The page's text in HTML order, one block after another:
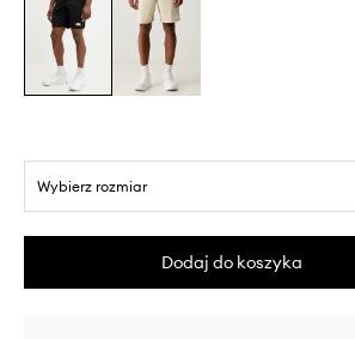
Wybierz rozmiar
Dodaj do koszyka